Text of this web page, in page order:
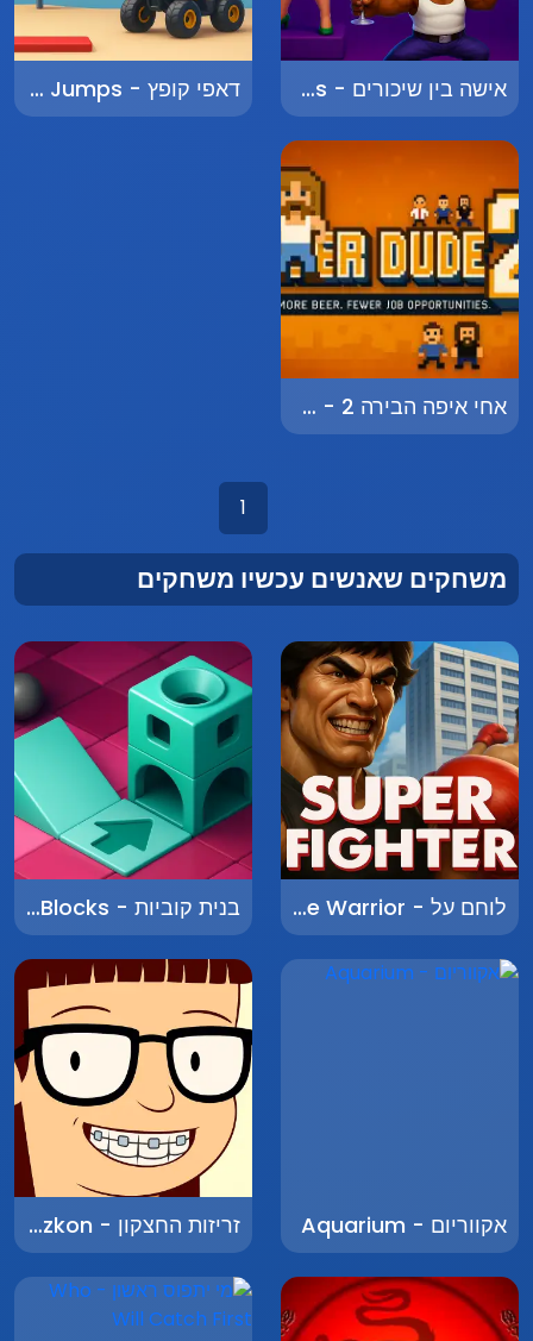
אישה בין שיכורים - Woman Among Drunks דאפי קופץ - Daffy Jumps
אחי איפה הבירה 2 - Where's the Beer 2
1
משחקים שאנשים עכשיו משחקים
לוחם על - Supreme Warrior בנית קוביות - Building Blocks
אקווריום - Aquarium זריזות החצקון - Zrizut Hachatzkon